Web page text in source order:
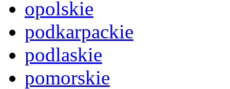
opolskie
podkarpackie
podlaskie
pomorskie